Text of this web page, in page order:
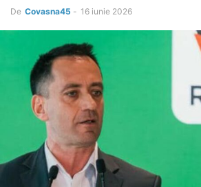
De Covasna45 - 16 iunie 2026